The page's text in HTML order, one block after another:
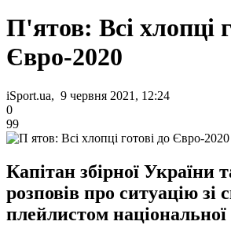
П'ятов: Всі хлопці
Євро-2020
iSport.ua, 9 червня 2021, 12:24
0
99
Капітан збірної України
розповів про ситуацію зі
плейлистом